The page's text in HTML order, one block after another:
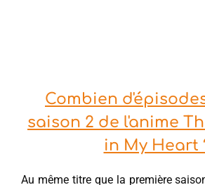
Combien
saison 2 de l'anime
in My Heart
Au même titre que la première